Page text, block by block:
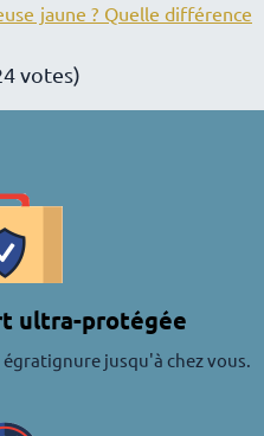
jaune ? Quelle différence
votes)
ultra-protégée
jusqu'à chez vous.